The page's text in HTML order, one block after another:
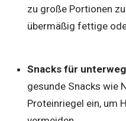
zu große Portionen
übermäßig fettige
Snacks für
gesunde Snacks wie
Proteinriegel ein, um